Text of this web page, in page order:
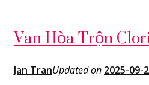
Van Hòa Trộn
Jan TranUpdated on 2025-09-